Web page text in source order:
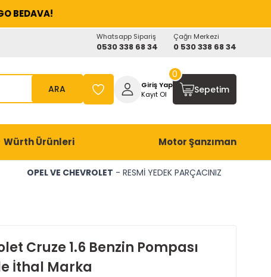
BEDAVA!
Whatsapp Sipariş
0530 338 68 34
Çağrı Merkezi
0 530 338 68 34
ARA
Giriş Yap
Kayıt Ol
Sepetim
0
Würth Ürünleri Motor Şanzıman
OPEL VE CHEVROLET - RESMİ YEDEK PARÇACINIZ
Cruze 1.6 Benzin Pompası
İthal Marka